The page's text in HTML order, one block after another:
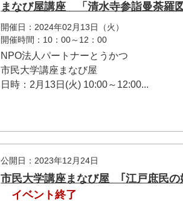
まなび屋講座 「清水寺参詣曼荼羅図
開催日：2024年02月13日（火）
開催時間：10：00～12：00
NPO法人パートナーとうかつ
市民大学講座まなび屋
日時：2月13日(火) 10:00～12:00...
公開日：2023年12月24日
市民大学講座まなび屋 ｢江戸庶民の
イベント終了